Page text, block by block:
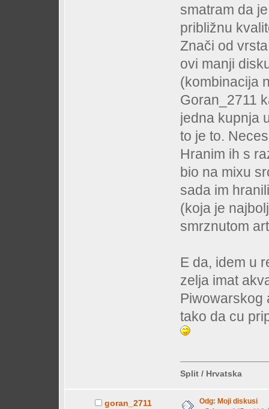
smatram da
približnu
Znači od
ovi manji
(kombinacija
Goran_2711
jedna kupnja
to je to.
Hranim ih s
bio na mixu
sada im
(koja je
smrznutom
E da, idem u
zelja imat
Piwowarskog
tako da cu
Split / Hrvatska
goran_2711 Odg: Moji diskusi